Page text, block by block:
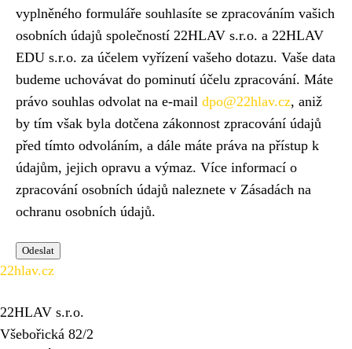
vyplněného formuláře souhlasíte se zpracováním vašich
osobních údajů společností 22HLAV s.r.o. a 22HLAV
EDU s.r.o. za účelem vyřízení vašeho dotazu. Vaše data
budeme uchovávat do pominutí účelu zpracování. Máte
právo souhlas odvolat na e-mail dpo@22hlav.cz, aniž
by tím však byla dotčena zákonnost zpracování údajů
před tímto odvoláním, a dále máte práva na přístup k
údajům, jejich opravu a výmaz. Více informací o
zpracování osobních údajů naleznete v Zásadách na
ochranu osobních údajů.
22hlav.cz
22HLAV s.r.o.
Všebořická 82/2